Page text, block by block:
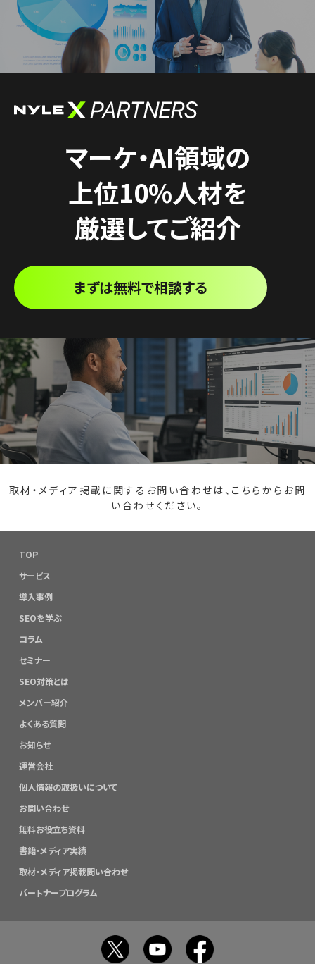
マーケ・AI領域の
上位10%人材を
厳選してご紹介
まずは無料で相談する
取材・メディア掲載に関するお問い合わせは、 こちら からお問
い合わせください。
TOP
サービス
導入事例
SEOを学ぶ
コラム
セミナー
SEO対策とは
メンバー紹介
よくある質問
お知らせ
運営会社
個人情報の取扱いについて
お問い合わせ
無料お役立ち資料
書籍・メディア実績
取材・メディア掲載問い合わせ
パートナープログラム